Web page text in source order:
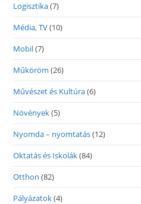
Logisztika(7)
Média, TV(10)
Mobil(7)
Műköröm (26)
Művészet és Kultúra(6)
Növények(5)
Nyomda – nyomtatás(12)
Oktatás és Iskolák(84)
Otthon (82)
Pályázatok(4)